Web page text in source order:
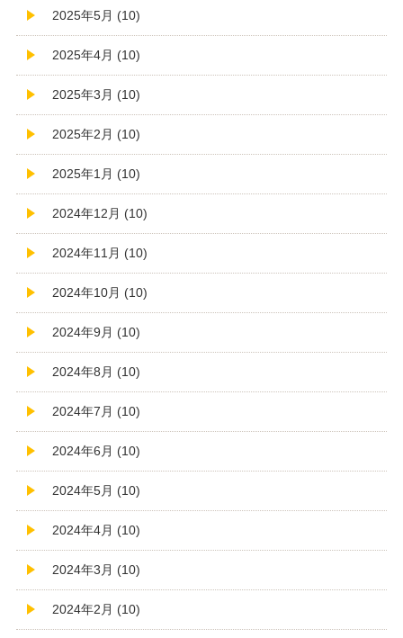
2025年5月 (10)
2025年4月 (10)
2025年3月 (10)
2025年2月 (10)
2025年1月 (10)
2024年12月 (10)
2024年11月 (10)
2024年10月 (10)
2024年9月 (10)
2024年8月 (10)
2024年7月 (10)
2024年6月 (10)
2024年5月 (10)
2024年4月 (10)
2024年3月 (10)
2024年2月 (10)